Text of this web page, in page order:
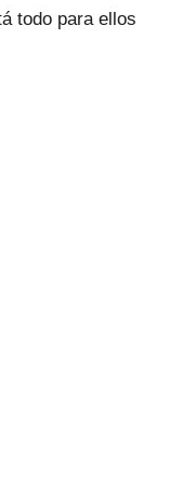
todo para ellos